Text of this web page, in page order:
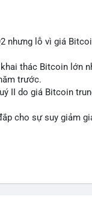
nhưng lỗ vì giá
thác Bitcoin lớn
trước.
II do giá Bitcoin
cho sự suy giảm